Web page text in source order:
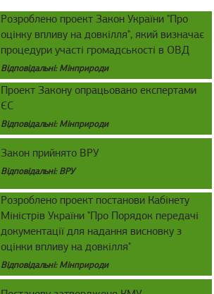
Розроблено проект Закон України "Про
оцінку впливу на довкілля", який визначає
процедури участі громадськості в ОВД
Відповідальні: Мінприроди
Проект Закону опрацьовано експертами
ЄС
Відповідальні: Мінприроди
Закон прийнято ВРУ
Відповідальні: ВРУ
Розроблено проект постанови Кабінету
Міністрів України "Про Порядок передачі
документації для надання висновку з
оцінки впливу на довкілля"
Відповідальні: Мінприроди